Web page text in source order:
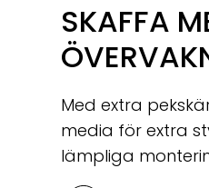
SKAFFA
Med extra
media för extra
lämpliga